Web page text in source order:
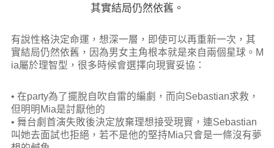
其實結局仍然依舊。
有說性格決定命運，想深一層，即使可以再重新一次，其
實結局仍然依舊，因為男女主角根本就是來自兩個星球。M
ia屬於理智型，很多時候會選擇向現實妥協：
• 在party為了擺脫自吹自雷的編劇，而向Sebastian求救，
但明明Mia是討厭他的
• 舞台劇首演失敗後決定放棄理想接受現實，連Sebastian
叫她去面試也拒絕，若不是他的堅持Mia只會是一條沒有夢